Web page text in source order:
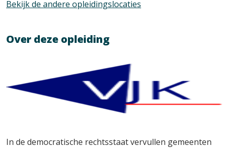
Bekijk de andere opleidingslocaties
Over deze opleiding
In de democratische rechtsstaat vervullen gemeenten